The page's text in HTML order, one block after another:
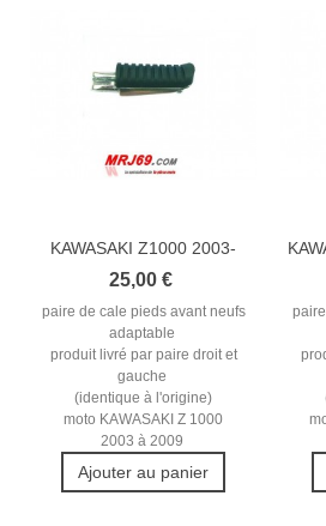
KAWASAKI Z1000 2003-
2009 REPOSE...
25,00 €
paire de cale pieds avant neufs
adaptable
produit livré par paire droit et
gauche
(identique à l'origine)
moto KAWASAKI Z 1000
2003 à 2009
Ajouter au panier